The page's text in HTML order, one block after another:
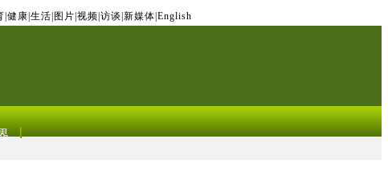
健康 生活 图片 视频 访谈 新媒体 English